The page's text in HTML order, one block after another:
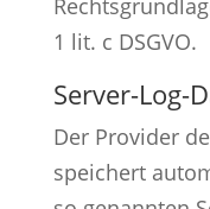
1 lit. c DSGVO.
Server-Log-
Der Provider
speichert